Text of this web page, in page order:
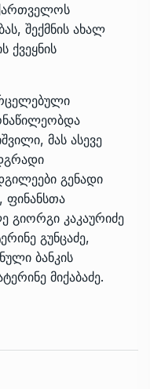
შექმნის ახალ
ქვეყნის
მას ასევე
გენადი
ფინანსთა
გიორგი კაკაურიძე
გუნცაძე,
ბანკის
მიქაბაძე.